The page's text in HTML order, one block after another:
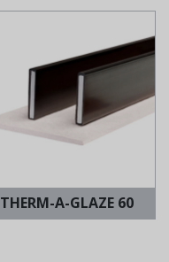
THERM-A-GLAZE 60